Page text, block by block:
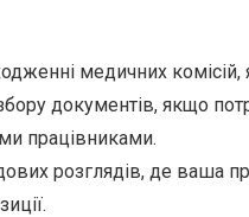
медичних комісій,
документів, якщо
працівниками.
розглядів, де ваша